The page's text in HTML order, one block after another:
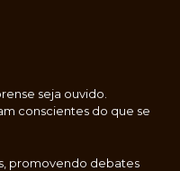
seja ouvido.
conscientes do que se
promovendo debates